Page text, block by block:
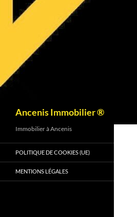
Ancenis Immobilier ®
Immobilier à Ancenis
POLITIQUE DE COOKIES (UE)
MENTIONS LÉGALES